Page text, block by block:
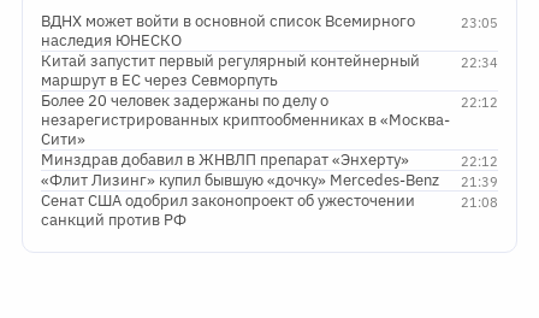
23:05
ВДНХ может войти в основной список Всемирного
наследия ЮНЕСКО
22:34
Китай запустит первый регулярный контейнерный
маршрут в ЕС через Севморпуть
22:12
Более 20 человек задержаны по делу о
незарегистрированных криптообменниках в «Москва-
Сити»
22:12
Минздрав добавил в ЖНВЛП препарат «Энхерту»
21:39
«Флит Лизинг» купил бывшую «дочку» Mercedes-Benz
21:08
Сенат США одобрил законопроект об ужесточении
санкций против РФ